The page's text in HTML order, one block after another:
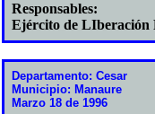
Responsables:
Ejército de LIberación
Departamento: Cesar
Municipio: Manaure
Marzo 18 de 1996